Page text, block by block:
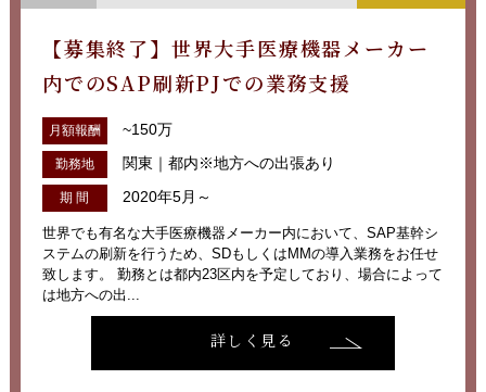
【募集終了】世界大手医療機器メーカー
内でのSAP刷新PJでの業務支援
月額報酬 ~150万
勤務地 関東｜都内※地方への出張あり
期 間 2020年5月～
世界でも有名な大手医療機器メーカー内において、SAP基幹シ
ステムの刷新を行うため、SDもしくはMMの導入業務をお任せ
致します。 勤務とは都内23区内を予定しており、場合によって
は地方への出...
詳しく見る